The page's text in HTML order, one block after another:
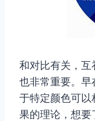
和对比有关，互
也非常重要。早
于特定颜色可以
果的理论，想要